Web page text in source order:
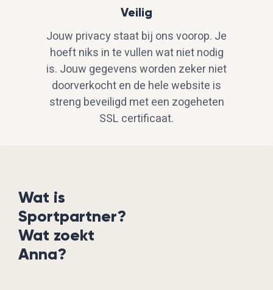
Veilig
Jouw privacy staat bij ons voorop. Je
hoeft niks in te vullen wat niet nodig
is. Jouw gegevens worden zeker niet
doorverkocht en de hele website is
streng beveiligd met een zogeheten
SSL certificaat.
Wat is
Sportpartner?
Wat zoekt
Anna?